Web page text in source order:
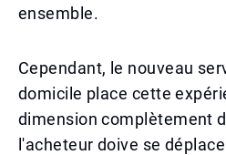
ensemble.
Cependant, le nouveau
domicile place cette
dimension complètement
l'acheteur doive se